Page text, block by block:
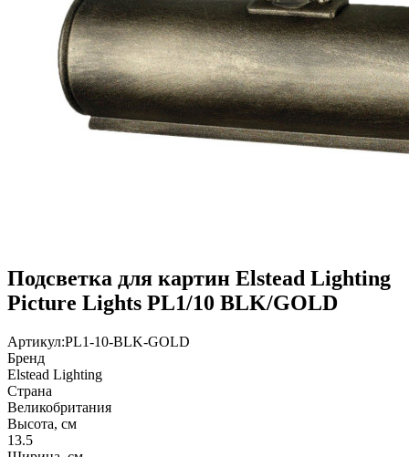
Подсветка для картин Elstead Lighting
Picture Lights PL1/10 BLK/GOLD
Артикул:PL1-10-BLK-GOLD
Бренд
Elstead Lighting
Страна
Великобритания
Высота, см
13.5